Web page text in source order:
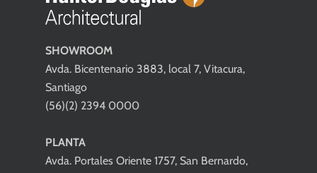
SHOWROOM
Avda. Bicentenario 3883, local 7, Vitacura,
Santiago
(56)(2) 2394 0000
PLANTA
Avda. Portales Oriente 1757, San Bernardo,